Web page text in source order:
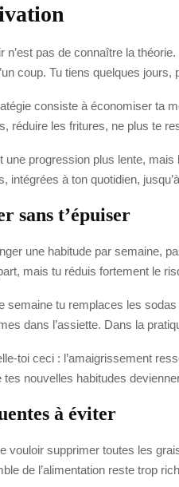
n’est pas de connaître la
coup. Tu tiens quelques
consiste à économiser ta
réduire les fritures, ne plus te
une progression plus lente,
intégrées à ton quotidien,
sans t’épuiser
une habitude par semaine,
mais tu réduis fortement le
semaine tu remplaces les
dans l’assiette. Dans la
toi ceci : l’amaigrissement
nouvelles habitudes
à éviter
vouloir supprimer toutes les
de l’alimentation reste trop